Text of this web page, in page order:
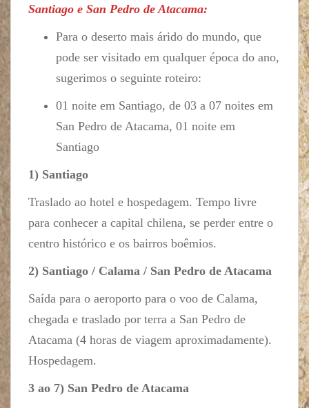
Santiago e San Pedro de Atacama:
Para o deserto mais árido do mundo, que
pode ser visitado em qualquer época do ano,
sugerimos o seguinte roteiro:
01 noite em Santiago, de 03 a 07 noites em
San Pedro de Atacama, 01 noite em
Santiago
1) Santiago
Traslado ao hotel e hospedagem. Tempo livre
para conhecer a capital chilena, se perder entre o
centro histórico e os bairros boêmios.
2) Santiago / Calama / San Pedro de Atacama
Saída para o aeroporto para o voo de Calama,
chegada e traslado por terra a San Pedro de
Atacama (4 horas de viagem aproximadamente).
Hospedagem.
3 ao 7) San Pedro de Atacama